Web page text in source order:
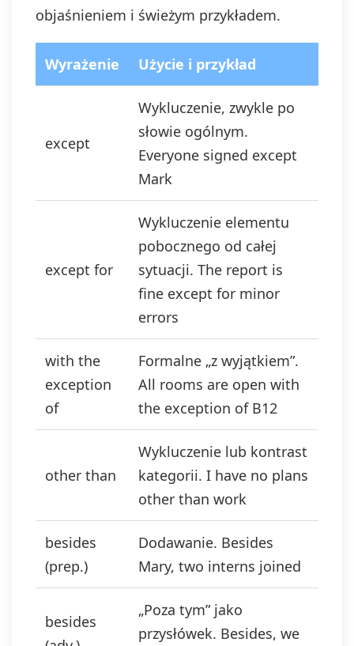
objaśnieniem i świeżym przykładem.
Wyrażenie Użycie i przykład
except
Wykluczenie, zwykle po
słowie ogólnym.
Everyone signed except
Mark
except for
Wykluczenie elementu
pobocznego od całej
sytuacji. The report is
fine except for minor
errors
with the
exception
of
Formalne „z wyjątkiem”.
All rooms are open with
the exception of B12
other than
Wykluczenie lub kontrast
kategorii. I have no plans
other than work
besides
(prep.)
Dodawanie. Besides
Mary, two interns joined
besides
„Poza tym” jako
przysłówek. Besides, we